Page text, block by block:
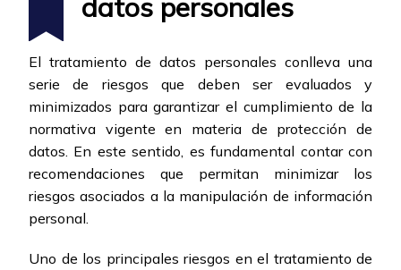
datos personales
El tratamiento de datos personales conlleva una
serie de riesgos que deben ser evaluados y
minimizados para garantizar el cumplimiento de la
normativa vigente en materia de protección de
datos. En este sentido, es fundamental contar con
recomendaciones que permitan minimizar los
riesgos asociados a la manipulación de información
personal.
Uno de los principales riesgos en el tratamiento de